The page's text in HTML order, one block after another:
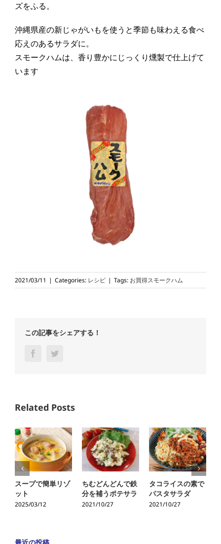
ズをふる。
沖縄県産の新じゃがいもを使うと季節も味わえる食べ
応えのあるサラダに。
スモークハムは、香り豊かにじっくり燻製で仕上げて
います
2021/03/11 | Categories: レシピ | Tags: お買得スモークハム
この記事をシェアする！
Facebook
Related Posts
スープで簡単リゾ
ット
2025/03/12
ちむどんどんで鉄
分を補うポテサラ
2021/10/27
タコライスの素で
パスタサラダ
2021/10/27